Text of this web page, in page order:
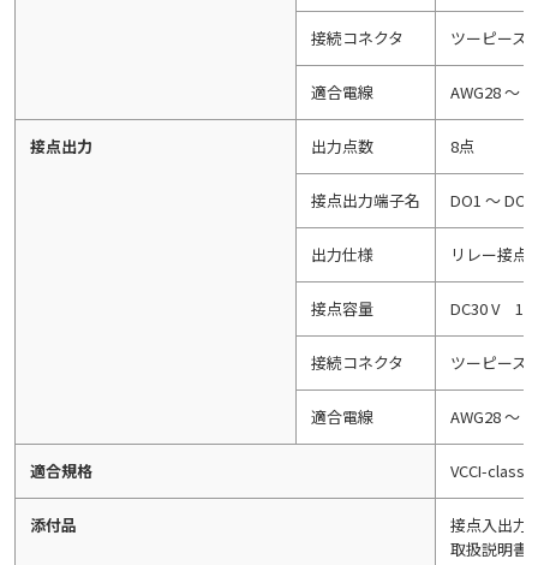
接続コネクタ ツーピース
適合電線 AWG28 ～
接点出力 出力点数 8点
接点出力端子名 DO1 ～ DO8
出力仕様 リレー接点
接点容量 DC30 V 1
接続コネクタ ツーピース
適合電線 AWG28 ～
適合規格 VCCI-classA
添付品
接点入出力
取扱説明書